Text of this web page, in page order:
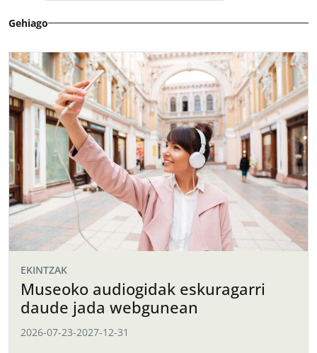
Gehiago
EKINTZAK
Museoko audiogidak eskuragarri
daude jada webgunean
2026-07-23-2027-12-31